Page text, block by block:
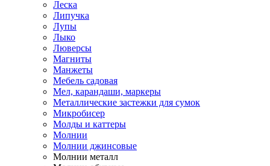
Леска
Липучка
Лупы
Лыко
Люверсы
Магниты
Манжеты
Мебель садовая
Мел, карандаши, маркеры
Металлические застежки для сумок
Микробисер
Молды и каттеры
Молнии
Молнии джинсовые
Молнии металл